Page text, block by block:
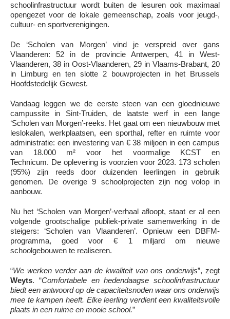
schoolinfrastructuur wordt buiten de lesuren ook maximaal
opengezet voor de lokale gemeenschap, zoals voor jeugd-,
cultuur- en sportverenigingen.
De ‘Scholen van Morgen’ vind je verspreid over gans
Vlaanderen: 52 in de provincie Antwerpen, 41 in West-
Vlaanderen, 38 in Oost-Vlaanderen, 29 in Vlaams-Brabant, 20
in Limburg en ten slotte 2 bouwprojecten in het Brussels
Hoofdstedelijk Gewest.
Vandaag leggen we de eerste steen van een gloednieuwe
campussite in Sint-Truiden, de laatste werf in een lange
‘Scholen van Morgen’-reeks. Het gaat om een nieuwbouw met
leslokalen, werkplaatsen, een sporthal, refter en ruimte voor
administratie: een investering van € 38 miljoen in een campus
van 18.000 m² voor het voormalige KCST en
Technicum. De oplevering is voorzien voor 2023. 173 scholen
(95%) zijn reeds door duizenden leerlingen in gebruik
genomen. De overige 9 schoolprojecten zijn nog volop in
aanbouw.
Nu het ‘Scholen van Morgen’-verhaal afloopt, staat er al een
volgende grootschalige publiek-private samenwerking in de
steigers: ‘Scholen van Vlaanderen’. Opnieuw een DBFM-
programma, goed voor € 1 miljard om nieuwe
schoolgebouwen te realiseren.
“We werken verder aan de kwaliteit van ons onderwijs”, zegt
Weyts. “Comfortabele en hedendaagse schoolinfrastructuur
biedt een antwoord op de capaciteitsnoden waar ons onderwijs
mee te kampen heeft. Elke leerling verdient een kwaliteitsvolle
plaats in een ruime en mooie school.”